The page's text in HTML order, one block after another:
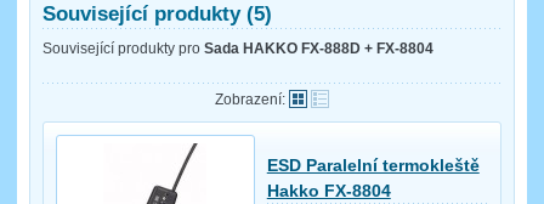
Související produkty (5)
Související produkty pro Sada HAKKO FX-888D + FX-8804
Zobrazení:
ESD Paralelní termokleště
Hakko FX-8804